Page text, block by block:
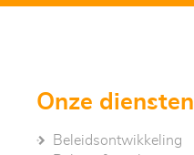
Onze diensten
Beleidsontwikkeling